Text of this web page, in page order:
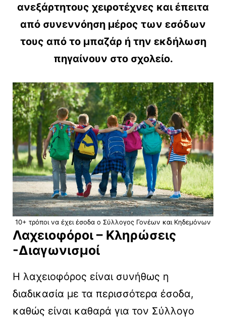
ανεξάρτητους χειροτέχνες και έπειτα
από συνεννόηση μέρος των εσόδων
τους από το μπαζάρ ή την εκδήλωση
πηγαίνουν στο σχολείο.
10+ τρόποι να έχει έσοδα ο Σύλλογος Γονέων και Κηδεμόνων
Λαχειοφόροι – Κληρώσεις
-Διαγωνισμοί
Η λαχειοφόρος είναι συνήθως η
διαδικασία με τα περισσότερα έσοδα,
καθώς είναι καθαρά για τον Σύλλογο